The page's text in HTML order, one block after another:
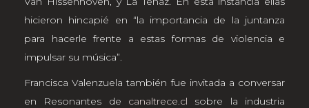
hicieron hincapié en “la importancia de la juntanza
para hacerle frente a estas formas de violencia e
impulsar su música”.
Francisca Valenzuela también fue invitada a conversar
en Resonantes de canaltrece.cl sobre la industria